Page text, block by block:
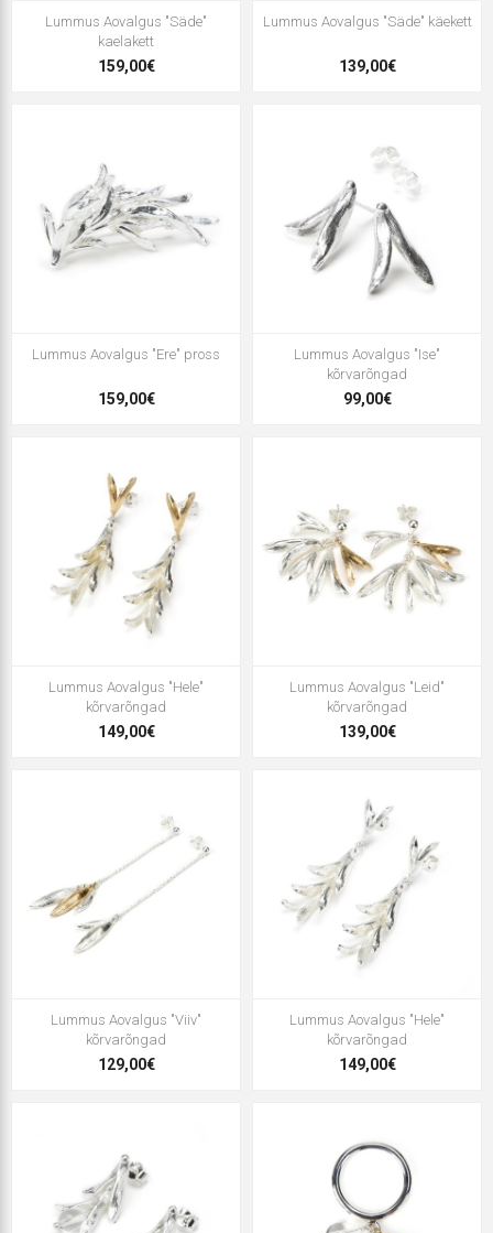
Lummus Aovalgus "Säde"
kaelakett
159,00€
Lummus Aovalgus "Säde" käekett
139,00€
Lummus Aovalgus "Ere" pross
159,00€
Lummus Aovalgus "Ise"
kõrvarõngad
99,00€
Lummus Aovalgus "Hele"
kõrvarõngad
149,00€
Lummus Aovalgus "Leid"
kõrvarõngad
139,00€
Lummus Aovalgus "Viiv"
kõrvarõngad
129,00€
Lummus Aovalgus "Hele"
kõrvarõngad
149,00€